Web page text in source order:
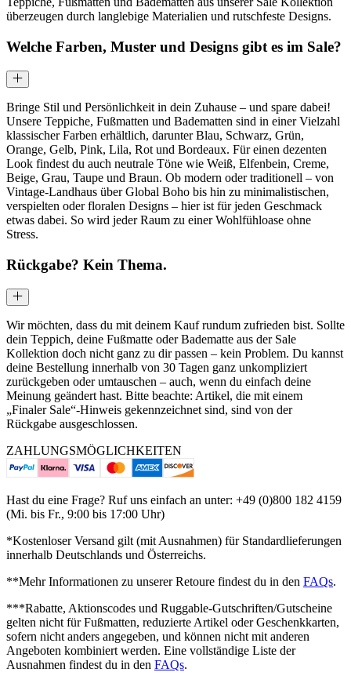
überzeugen durch langlebige Materialien und rutschfeste Designs.
Welche Farben, Muster und Designs gibt es im Sale?
Bringe Stil und Persönlichkeit in dein Zuhause – und spare dabei!
Unsere Teppiche, Fußmatten und Badematten sind in einer Vielzahl
klassischer Farben erhältlich, darunter Blau, Schwarz, Grün,
Orange, Gelb, Pink, Lila, Rot und Bordeaux. Für einen dezenten
Look findest du auch neutrale Töne wie Weiß, Elfenbein, Creme,
Beige, Grau, Taupe und Braun. Ob modern oder traditionell – von
Vintage-Landhaus über Global Boho bis hin zu minimalistischen,
verspielten oder floralen Designs – hier ist für jeden Geschmack
etwas dabei. So wird jeder Raum zu einer Wohlfühloase ohne
Stress.
Rückgabe? Kein Thema.
Wir möchten, dass du mit deinem Kauf rundum zufrieden bist. Sollte
dein Teppich, deine Fußmatte oder Badematte aus der Sale
Kollektion doch nicht ganz zu dir passen – kein Problem. Du kannst
deine Bestellung innerhalb von 30 Tagen ganz unkompliziert
zurückgeben oder umtauschen – auch, wenn du einfach deine
Meinung geändert hast. Bitte beachte: Artikel, die mit einem
„Finaler Sale“-Hinweis gekennzeichnet sind, sind von der
Rückgabe ausgeschlossen.
ZAHLUNGSMÖGLICHKEITEN
Hast du eine Frage? Ruf uns einfach an unter: +49 (0)800 182 4159
(Mi. bis Fr., 9:00 bis 17:00 Uhr)
*Kostenloser Versand gilt (mit Ausnahmen) für Standardlieferungen
innerhalb Deutschlands und Österreichs.
**Mehr Informationen zu unserer Retoure findest du in den FAQs.
***Rabatte, Aktionscodes und Ruggable-Gutschriften/Gutscheine
gelten nicht für Fußmatten, reduzierte Artikel oder Geschenkkarten,
sofern nicht anders angegeben, und können nicht mit anderen
Angeboten kombiniert werden. Eine vollständige Liste der
Ausnahmen findest du in den FAQs.